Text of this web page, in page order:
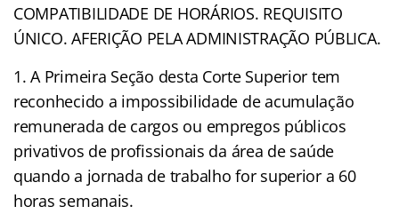
COMPATIBILIDADE DE HORÁRIOS. REQUISITO
ÚNICO. AFERIÇÃO PELA ADMINISTRAÇÃO PÚBLICA.
A Primeira Seção desta Corte Superior tem
reconhecido a impossibilidade de acumulação
remunerada de cargos ou empregos públicos
privativos de profissionais da área de saúde
quando a jornada de trabalho for superior a 60
horas semanais.